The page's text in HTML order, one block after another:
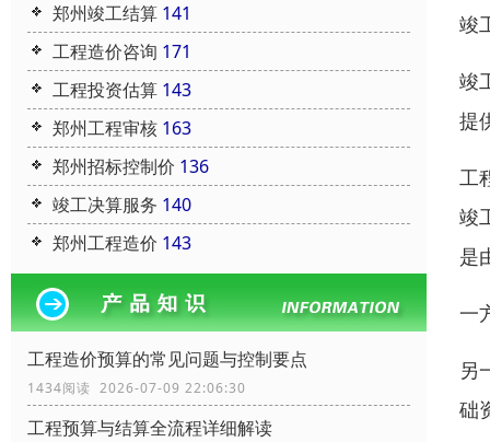
郑州竣工结算 141
工程造价咨询 171
工程投资估算 143
郑州工程审核 163
郑州招标控制价 136
竣工决算服务 140
郑州工程造价 143
工程造价预算的常见问题与控制要点
1434阅读 2026-07-09 22:06:30
工程预算与结算全流程详细解读
竣
竣
提
工
竣
是
一
另
础